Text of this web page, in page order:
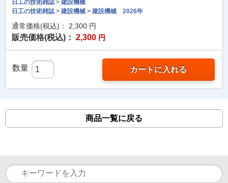
日工の技術雑誌> 建設機械
日工の技術雑誌> 建設機械 > 建設機械 2026年
通常価格(税込)： 2,300 円
販売価格(税込)： 2,300 円
数量 カートに入れる
商品一覧に戻る